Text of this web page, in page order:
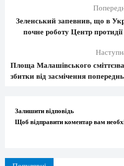
Зеленський запевнив, що в
почне роботу Центр
Площа Малашівського
збитки від засмічення
Залишити відповідь
Щоб відправити коментар вам